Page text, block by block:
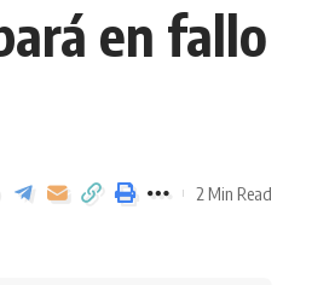
en fallo
2 Min Read